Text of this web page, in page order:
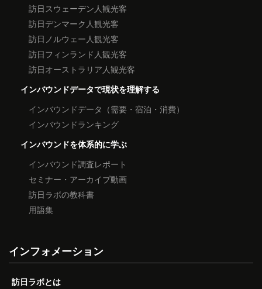
訪日スウェーデン人観光客
訪日デンマーク人観光客
訪日ノルウェー人観光客
訪日フィンランド人観光客
訪日オーストラリア人観光客
インバウンドデータで現状を理解する
インバウンドデータ（需要・宿泊・消費）
インバウンドランキング
インバウンドを体系的に学ぶ
インバウンド調査レポート
セミナー・アーカイブ動画
訪日ラボの教科書
用語集
インフォメーション
訪日ラボとは